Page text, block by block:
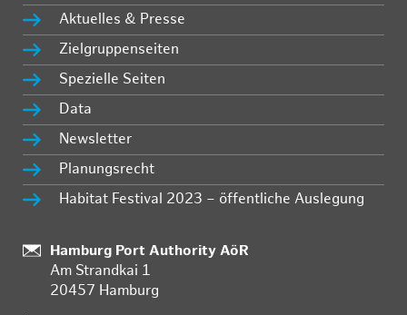
Aktuelles & Presse
Zielgruppenseiten
Spezielle Seiten
Data
Newsletter
Planungsrecht
Habitat Festival 2023 – öffentliche Auslegung
:
Hamburg Port Authority AöR
Am Strandkai 1
20457 Hamburg